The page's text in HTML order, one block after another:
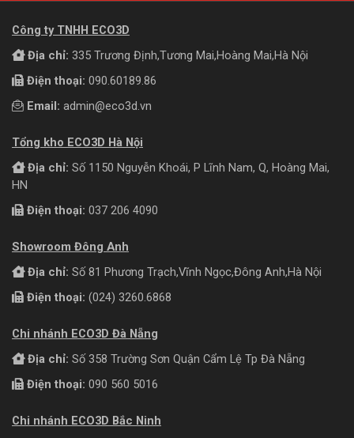
Công ty TNHH ECO3D
Địa chỉ: 335 Trương Định,Tương Mai,Hoàng Mai,Hà Nội
Điện thoại: 090.60189.86
Email: admin@eco3d.vn
Tổng kho ECO3D Hà Nội
Địa chỉ: Số 1150 Nguyễn Khoái, P Lĩnh Nam, Q, Hoàng Mai,
HN
Điện thoại: 037 206 4090
Showroom Đông Anh
Địa chỉ: Số 81 Phương Trạch,Vĩnh Ngọc,Đông Anh,Hà Nội
Điện thoại: (024) 3260.6868
Chi nhánh ECO3D Đà Nẵng
Địa chỉ: Số 358 Trường Sơn Quận Cẩm Lệ Tp Đà Nẵng
Điện thoại: 090 560 5016
Chi nhánh ECO3D Bắc Ninh